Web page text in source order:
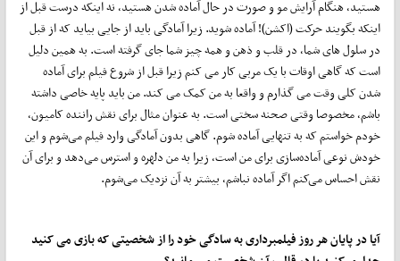
هستید، هنگام آرایش مو و صورت در حال آماده شدن هستید، نه اینکه درست قبل از
اینکه بگویند حرکت (اکشن)! آماده شوید. زیرا آمادگی باید از جایی بیاید که از قبل
در سلول های شما، در قلب و ذهن و همه چیز شما جای گرفته است. به همین دلیل
است که گاهی اوقات با یک مربی کار می کنم زیرا قبل از شروع فیلم برای آماده
شدن کلی وقت می گذارم و واقعا به من کمک می کند. من باید پایه خاصی داشته
باشم، مخصوصا وقتی صحنه سختی است. به عنوان مثال برای نقش راننده کامیون،
خودم خواستم که به تنهایی آماده شوم. گاهی بدون آمادگی وارد فیلم می‌شوم و این
خودش نوعی آماده‌سازی برای من است، زیرا به من دلهره و استرس می‌دهد و برای آن
نقش احساس می‌کنم اگر آماده نباشم، بیشتر به آن نزدیک می‌شوم.
آیا در پایان هر روز فیلمبرداری به سادگی خود را از شخصیتی که بازی می کنید